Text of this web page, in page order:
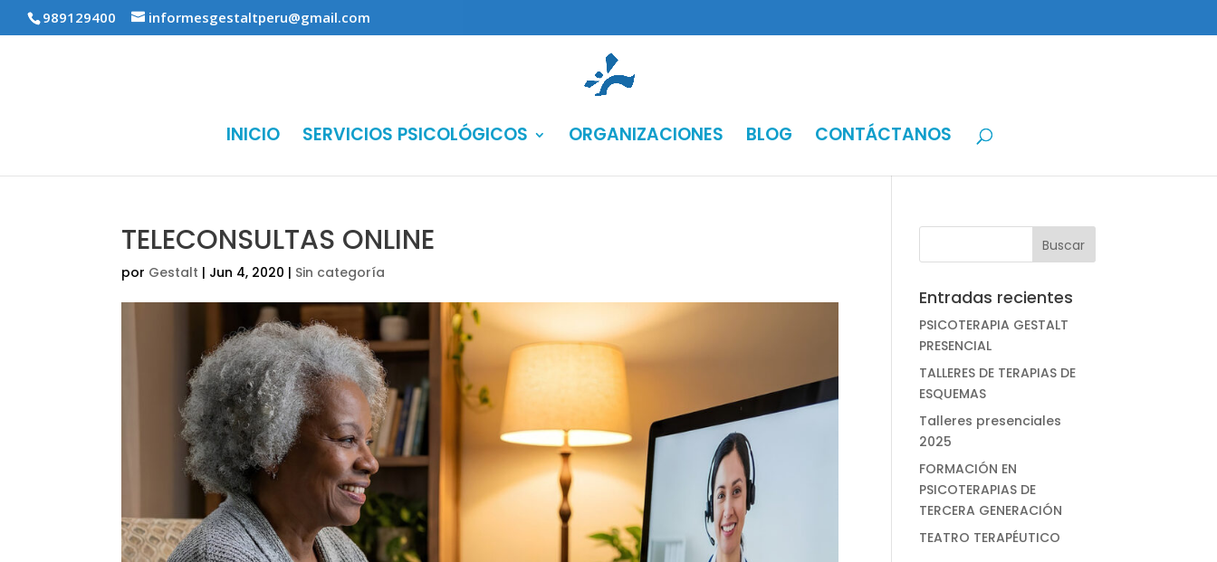
989129400 informesgestaltperu@gmail.com
INICIO SERVICIOS PSICOLÓGICOS ORGANIZACIONES BLOG CONTÁCTANOS
TELECONSULTAS ONLINE
por Gestalt | Jun 4, 2020 | Sin categoría
Entradas recientes
PSICOTERAPIA GESTALT
PRESENCIAL
TALLERES DE TERAPIAS DE
ESQUEMAS
Talleres presenciales
2025
FORMACIÓN EN
PSICOTERAPIAS DE
TERCERA GENERACIÓN
TEATRO TERAPÉUTICO